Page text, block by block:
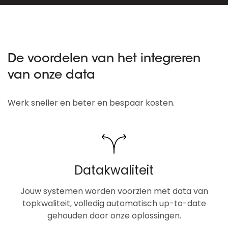
De voordelen van het integreren
van onze data
Werk sneller en beter en bespaar kosten.
Datakwaliteit
Jouw systemen worden voorzien met data van
topkwaliteit, volledig automatisch up-to-date
gehouden door onze oplossingen.